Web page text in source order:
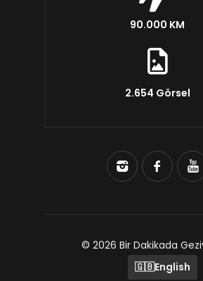
90.000 KM
2.654 Görsel
© 2026 Bir Dakikada
🇬🇧English